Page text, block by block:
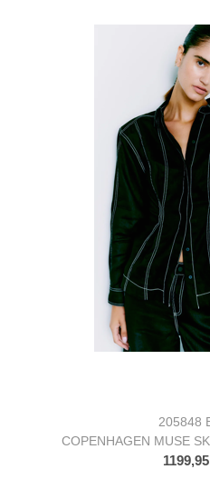
205848
COPENHAGEN MUSE